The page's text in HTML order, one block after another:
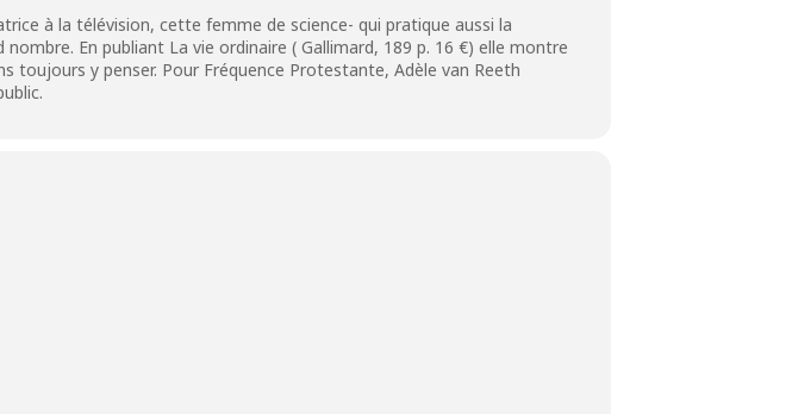
à la télévision, cette femme de science- qui pratique aussi la
En publiant La vie ordinaire ( Gallimard, 189 p. 16 €) elle montre
toujours y penser. Pour Fréquence Protestante, Adèle van Reeth